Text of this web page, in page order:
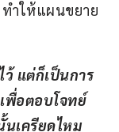
ำให้แผนขยาย
แต่ก็เป็นการ
พื่อตอบโจทย์
นเครียดไหม